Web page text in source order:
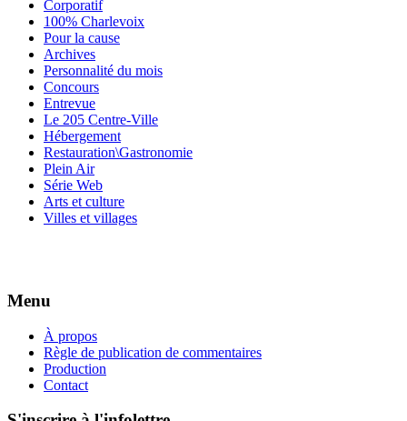
Corporatif
100% Charlevoix
Pour la cause
Archives
Personnalité du mois
Concours
Entrevue
Le 205 Centre-Ville
Hébergement
Restauration\Gastronomie
Plein Air
Série Web
Arts et culture
Villes et villages
Menu
À propos
Règle de publication de commentaires
Production
Contact